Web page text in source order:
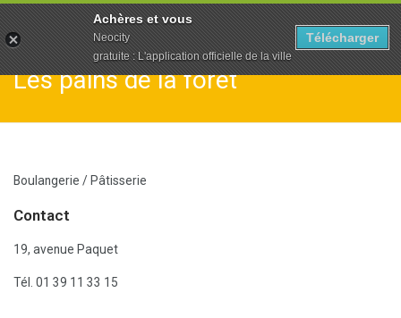
Les pains de la forêt
Boulangerie / Pâtisserie
Contact
19, avenue Paquet
Tél. 01 39 11 33 15
Achères et vous
Neocity
gratuite : L'application officielle de la ville
Télécharger